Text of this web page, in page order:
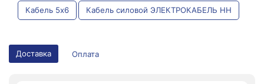
Кабель 5x6 Кабель силовой ЭЛЕКТРОКАБЕЛЬ НН
Доставка Оплата